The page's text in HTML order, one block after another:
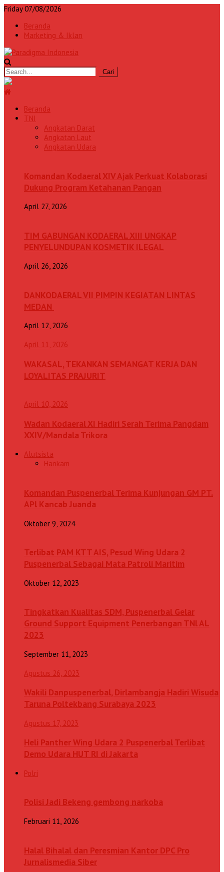
Friday 07/08/2026
Beranda
Marketing & Iklan
Beranda
TNI
Angkatan Darat
Angkatan Laut
Angkatan Udara
Komandan Kodaeral XIV Ajak Perkuat Kolaborasi
Dukung Program Ketahanan Pangan
April 27, 2026
TIM GABUNGAN KODAERAL XIII UNGKAP
PENYELUNDUPAN KOSMETIK ILEGAL
April 26, 2026
DANKODAERAL VII PIMPIN KEGIATAN LINTAS
MEDAN
April 12, 2026
April 11, 2026
WAKASAL, TEKANKAN SEMANGAT KERJA DAN
LOYALITAS PRAJURIT
April 10, 2026
Wadan Kodaeral XI Hadiri Serah Terima Pangdam
XXIV/Mandala Trikora
Alutsista
Hankam
Komandan Puspenerbal Terima Kunjungan GM PT.
APl Kancab Juanda
Oktober 9, 2024
Terlibat PAM KTT AIS, Pesud Wing Udara 2
Puspenerbal Sebagai Mata Patroli Maritim
Oktober 12, 2023
Tingkatkan Kualitas SDM, Puspenerbal Gelar
Ground Support Equipment Penerbangan TNl AL
2023
September 11, 2023
Agustus 26, 2023
Wakili Danpuspenerbal, Dirlambangja Hadiri Wisuda
Taruna Poltekbang Surabaya 2023
Agustus 17, 2023
Heli Panther Wing Udara 2 Puspenerbal Terlibat
Demo Udara HUT RI di Jakarta
Polri
Polisi Jadi Bekeng gembong narkoba
Februari 11, 2026
Halal Bihalal dan Peresmian Kantor DPC Pro
Jurnalismedia Siber